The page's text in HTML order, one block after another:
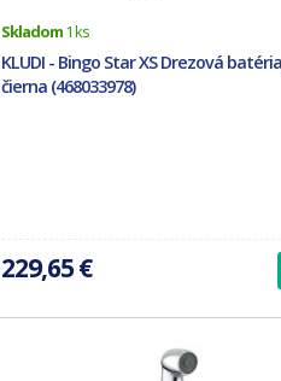
Skladom1 ks
KLUDI - Bingo Star XS Drezová
čierna (468033978)
229,65 €